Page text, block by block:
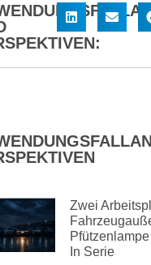
Zwei
In Serie